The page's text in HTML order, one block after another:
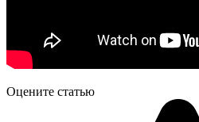
Оцените статью